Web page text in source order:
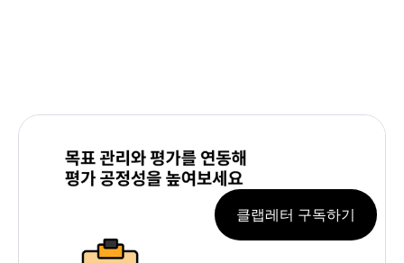
클랩레터 구독하기